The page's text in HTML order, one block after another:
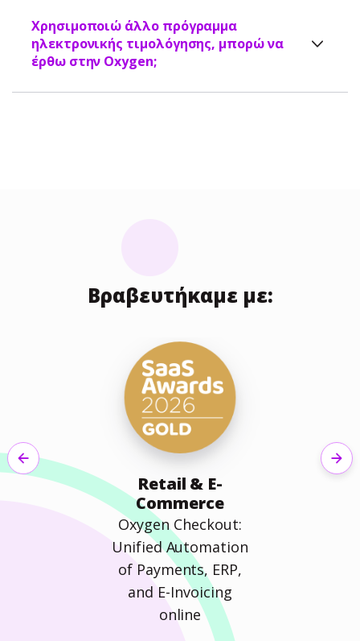
Χρησιμοποιώ άλλο πρόγραμμα
ηλεκτρονικής τιμολόγησης, μπορώ να
έρθω στην Oxygen;
Βραβευτήκαμε με:
Retail & E-
Commerce
Oxygen Checkout:
Unified Automation
of Payments, ERP,
and E-Invoicing
online
Previous Next